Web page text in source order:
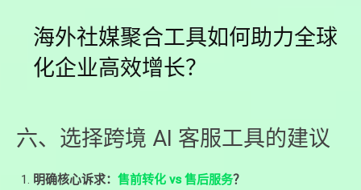
海外社媒聚合工具如何助力全球
化企业高效增长？
六、选择跨境 AI 客服工具的建议
明确核心诉求： 售前转化 vs 售后服务？